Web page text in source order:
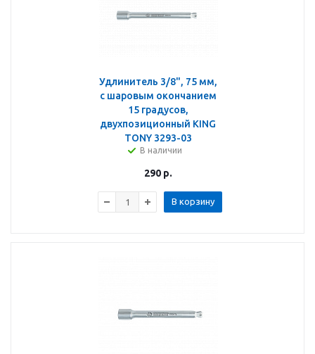
Удлинитель 3/8", 75 мм,
с шаровым окончанием
15 градусов,
двухпозиционный KING
TONY 3293-03
В наличии
290р.
В корзину